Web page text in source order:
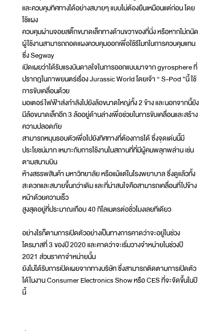
และควบคุมทิศทางได้อย่างสบายๆ แบบไม่ต้องยืนเหมือนแต่ก่อน โดย
ใช้แผง
ควบคุมผ่านจอยสติ๊กขนาดเล็กทางด้านขวาของที่นั่ง หรือหากไม่ถนัด
ผู้ใช้งานสามารถถอดแผงควบคุมออกเพื่อใช้รีโมทในการควบคุมแทน
ซึ่ง Segway
เปิดเผยว่าได้รับแรงบันดาลใจในการออกแบบมาจาก gyrosphere ที่
ปรากฎในภาพยนตร์เรื่อง Jurassic World โดยเจ้า “ S-Pod ”นี้ ใช้
การขับเคลื่อนด้วย
มอเตอร์ไฟฟ้าส่งกำลังไปยังล้อขนาดใหญ่ทั้ง 2 ข้าง และนอกจากนี้ยัง
มีล้อขนาดเล็กอีก 3 ล้ออยู่ด้านล่างเพื่อช่วยในการขับเคลื่อนและสร้าง
ความปลอดภัย
สามารถหมุนรอบตัวเพื่อไปยังทิศทางที่ต้องการได้ ซึ่งจุดเด่นนี้มี
ประโยชน์มาก เหมาะกับการใช้งานในสถานที่ที่มีผู้คนพลุกพล่าน เช่น
ตามสนามบิน
ห้างสรรพสินค้า มหาวิทยาลัย หรือแม้แต่ในโรงพยาบาล ซึ่งดูแล้วทั้ง
สะดวกและสบายขึ้นกว่าเดิม และที่น่าสนใจคือสามารถเคลื่อนที่ไปข้าง
หน้าด้วยความเร็ว
สูงสุดอยู่ที่ประมาณเกือบ 40 กิโลเมตรต่อชั่วโมงเลยทีเดียว
อย่างไรก็ตามการเปิดตัวอย่างเป็นทางการคาดว่าจะอยู่ในช่วง
ไตรมาสที่ 3 ของปี 2020 และคาดว่าจะเริ่มวางจำหน่ายในช่วงปี
2021 ส่วนราคาจำหน่ายนั้น
ยังไม่ได้รับการเปิดเผยจากทางบริษัท ซึ่งสามารถติดตามการเปิดตัว
ได้ในงาน Consumer Electronics Show หรือ CES ที่จะจัดขึ้นในปี
นี้